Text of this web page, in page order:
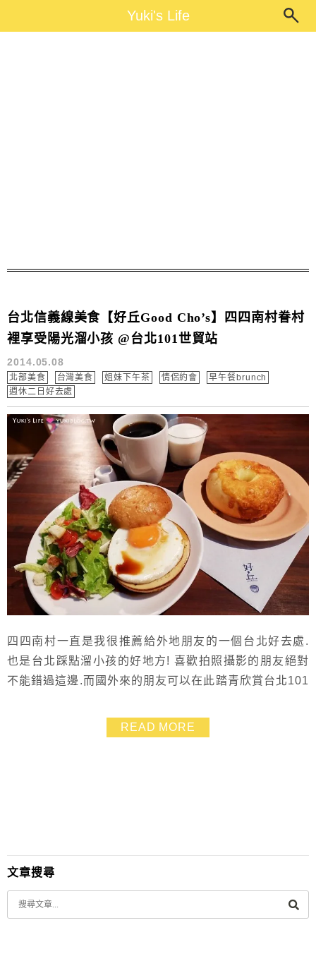
Yuki's LifeYuki's Life
台北信義線美食【好丘Good Cho’s】四四南村眷村
裡享受陽光溜小孩 @台北101世貿站
2014.05.08
北部美食 台灣美食 姐妹下午茶 情侶約會
早午餐brunch
週休二日好去處
四四南村一直是我很推薦給外地朋友的一個台北好去處.
也是台北踩點溜小孩的好地方! 喜歡拍照攝影的朋友絕對
不能錯過這邊.而國外來的朋友可以在此踏青欣賞台北101
~~一個愉快的半日遊就這麼輕鬆愉快啦 ^++++++^ 四四
南村內有「好丘(信義店」及「蜜朵麗冰淇淋」~好吃又好
READ MORE
文章搜尋